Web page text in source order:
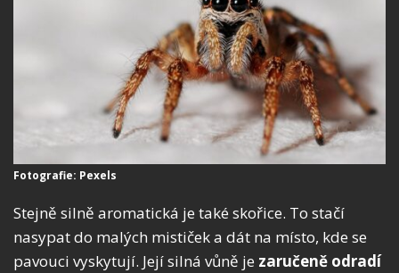
Fotografie: Pexels
Stejně silně aromatická je také skořice. To stačí
nasypat do malých mističek a dát na místo, kde se
pavouci vyskytují. Její silná vůně je zaručeně odradí